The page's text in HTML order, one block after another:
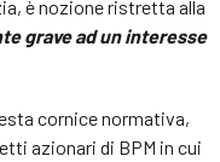
è nozione ristretta alla
grave ad un interesse
cornice normativa,
azionari di BPM in cui